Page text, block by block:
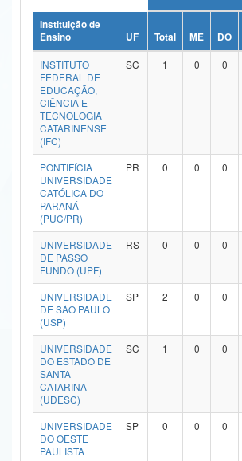
Ministério da Ciência, Tecnologia, Inovações e
Ministério do Meio Ambiente
Ministério do Turismo
Ministério do Desenvolvimento Regional
Controladoria-Geral da União
Ministério da Mulher, da Família e dos Direitos Humanos
Secretaria-Geral
Secretaria de Governo
Gabinete de Segurança Institucional
Advocacia-Geral da União
Banco Central do Brasil
Instituição de
Ensino
UF Total ME DO
INSTITUTO
FEDERAL DE
EDUCAÇÃO,
CIÊNCIA E
TECNOLOGIA
CATARINENSE
(IFC)
SC 1 0 0
PONTIFÍCIA
UNIVERSIDADE
CATÓLICA DO
PARANÁ
(PUC/PR)
PR 0 0 0
UNIVERSIDADE
DE PASSO
FUNDO (UPF)
RS 0 0 0
UNIVERSIDADE
DE SÃO PAULO
(USP)
SP 2 0 0
UNIVERSIDADE
DO ESTADO DE
SANTA
CATARINA
(UDESC)
SC 1 0 0
UNIVERSIDADE
DO OESTE
PAULISTA
SP 0 0 0